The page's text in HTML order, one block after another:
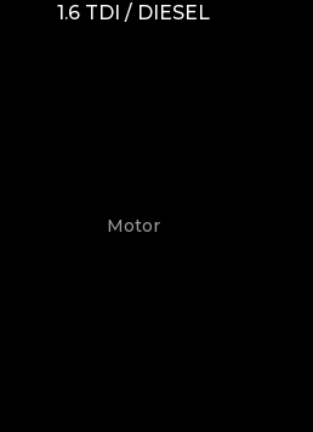
1.6 TDI / DIESEL
Motor